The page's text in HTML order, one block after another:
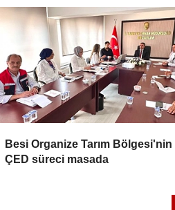
Besi Organize Tarım Bölgesi'nin
ÇED süreci masada